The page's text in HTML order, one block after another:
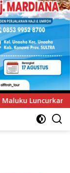
untuk Perkuat